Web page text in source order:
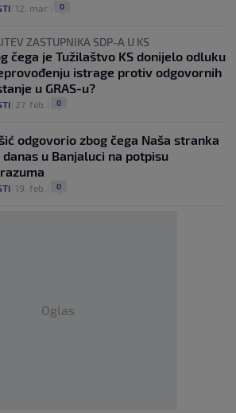
12. mar. 0
ZASTUPNIKA SDP-A U KS
čega je Tužilaštvo KS donijelo odluku
istrage protiv odgovornih
u GRAS-u?
27. feb. 0
odgovorio zbog čega Naša stranka
danas u Banjaluci na potpisu
19. feb. 0
Oglas